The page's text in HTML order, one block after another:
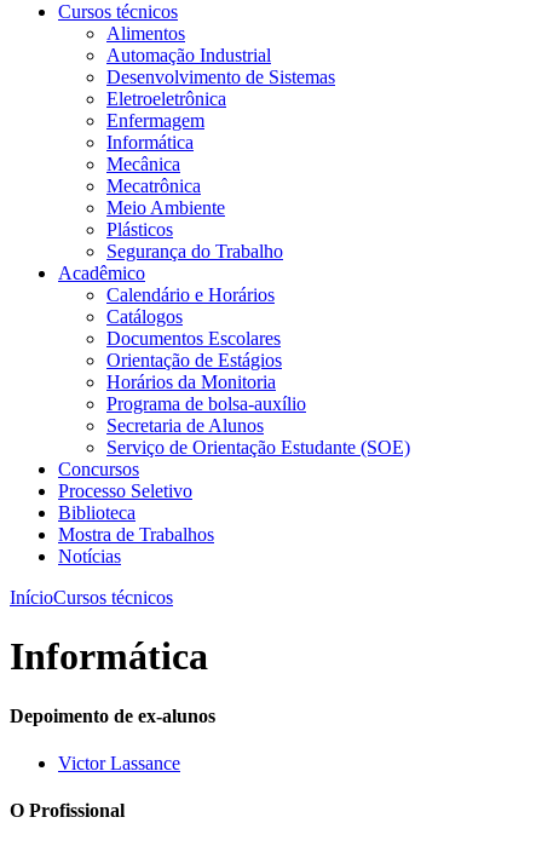
Cursos técnicos
Alimentos
Automação Industrial
Desenvolvimento de Sistemas
Eletroeletrônica
Enfermagem
Informática
Mecânica
Mecatrônica
Meio Ambiente
Plásticos
Segurança do Trabalho
Acadêmico
Calendário e Horários
Catálogos
Documentos Escolares
Orientação de Estágios
Horários da Monitoria
Programa de bolsa-auxílio
Secretaria de Alunos
Serviço de Orientação Estudante (SOE)
Concursos
Processo Seletivo
Biblioteca
Mostra de Trabalhos
Notícias
InícioCursos técnicos
Informática
Depoimento de ex-alunos
Victor Lassance
O Profissional